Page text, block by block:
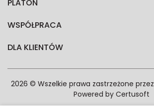
PLATON
WSPÓŁPRACA
DLA KLIENTÓW
2026 © Wszelkie prawa zastrzeżone przez
Powered by Certusoft